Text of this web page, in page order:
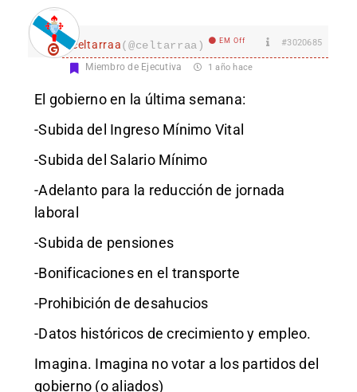
celtarraa(@celtarraa) EM Off #3020685
Miembro de Ejecutiva 1 año hace
El gobierno en la última semana:
-Subida del Ingreso Mínimo Vital
-Subida del Salario Mínimo
-Adelanto para la reducción de jornada
laboral
-Subida de pensiones
-Bonificaciones en el transporte
-Prohibición de desahucios
-Datos históricos de crecimiento y empleo.
Imagina. Imagina no votar a los partidos del
gobierno (o aliados)